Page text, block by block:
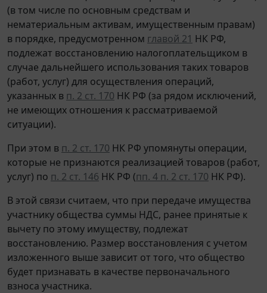
(в том числе по основным средствам и
нематериальным активам, имущественным правам)
в порядке, предусмотренном главой 21 НК РФ,
подлежат восстановлению налогоплательщиком в
случае дальнейшего использования таких товаров
(работ, услуг) для осуществления операций,
указанных в п. 2 ст. 170 НК РФ (за рядом исключений,
не имеющих отношения к рассматриваемой
ситуации).
При этом в п. 2 ст. 170 НК РФ упомянуты операции,
которые не признаются реализацией товаров (работ,
услуг) по п. 2 ст. 146 НК РФ (пп. 4 п. 2 ст. 170 НК РФ).
В этой связи считаем, что при передаче имущества
участнику общества суммы НДС, ранее принятые к
вычету по этому имуществу, подлежат
восстановлению. Размер восстановления с учетом
изложенного выше зависит от того, что общество
будет признавать в качестве первоначального
взноса участника.